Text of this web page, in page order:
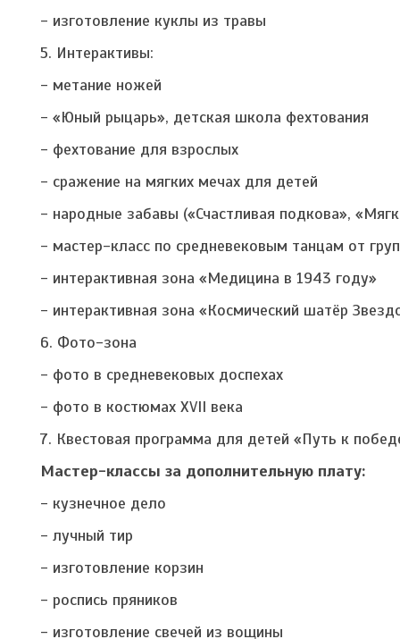
- изготовление куклы из травы
5. Интерактивы:
- метание ножей
- «Юный рыцарь», детская школа фехтования
- фехтование для взрослых
- сражение на мягких мечах для детей
- народные забавы («Счастливая подкова»,
- мастер-класс по средневековым танцам от
- интерактивная зона «Медицина в 1943 году»
- интерактивная зона «Космический шатёр
6. Фото-зона
- фото в средневековых доспехах
- фото в костюмах XVII века
7. Квестовая программа для детей «Путь к
Мастер-классы за дополнительную плату:
- кузнечное дело
- лучный тир
- изготовление корзин
- роспись пряников
- изготовление свечей из вощины